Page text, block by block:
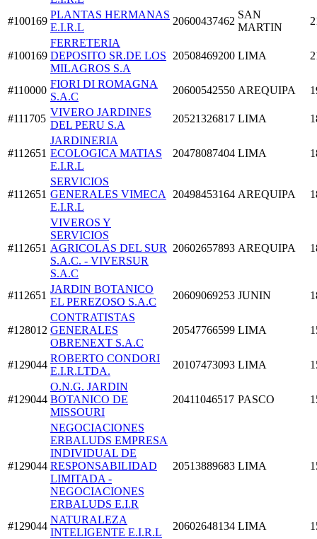
#100169
PLANTAS HERMANAS
E.I.R.L
20600437462
SAN
MARTIN
#100169
FERRETERIA
DEPOSITO SR.DE LOS
MILAGROS S.A
20508469200 LIMA
#110000
FIORI DI ROMAGNA
S.A.C
20600542550 AREQUIPA
#111705
VIVERO JARDINES
DEL PERU S.A
20521326817 LIMA
#112651
JARDINERIA
ECOLOGICA MATIAS
E.I.R.L
20478087404 LIMA
#112651
SERVICIOS
GENERALES VIMECA
E.I.R.L
20498453164 AREQUIPA
#112651
VIVEROS Y
SERVICIOS
AGRICOLAS DEL SUR
S.A.C. - VIVERSUR
S.A.C
20602657893 AREQUIPA
#112651
JARDIN BOTANICO
EL PEREZOSO S.A.C
20609069253 JUNIN
#128012
CONTRATISTAS
GENERALES
OBRENEXT S.A.C
20547766599 LIMA
#129044
ROBERTO CONDORI
E.I.R.LTDA.
20107473093 LIMA
#129044
O.N.G. JARDIN
BOTANICO DE
MISSOURI
20411046517 PASCO
#129044
NEGOCIACIONES
ERBALUDS EMPRESA
INDIVIDUAL DE
RESPONSABILIDAD
LIMITADA -
NEGOCIACIONES
ERBALUDS E.I.R
20513889683 LIMA
#129044
NATURALEZA
INTELIGENTE E.I.R.L
20602648134 LIMA